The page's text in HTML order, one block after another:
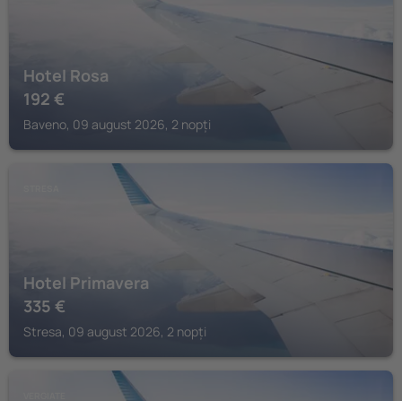
Hotel Rosa
192 €
Baveno, 09 august 2026, 2 nopți
Hotel Primavera
335 €
Stresa, 09 august 2026, 2 nopți